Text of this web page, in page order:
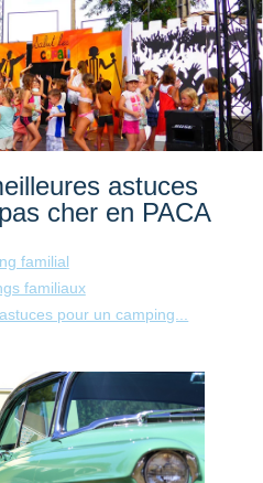
astuces
cher en PACA
familial
familiaux
pour un camping...